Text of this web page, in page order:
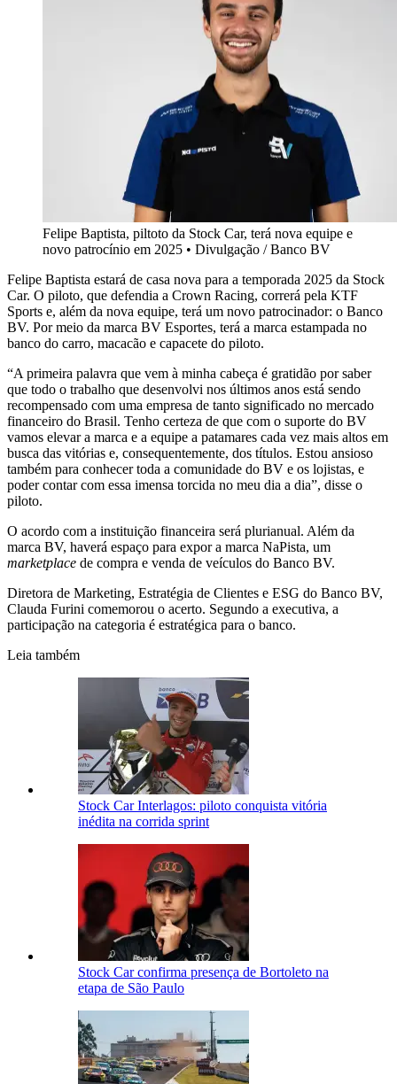
Felipe Baptista, piltoto da Stock Car, terá nova equipe e
novo patrocínio em 2025 • Divulgação / Banco BV
Felipe Baptista estará de casa nova para a temporada 2025 da Stock
Car. O piloto, que defendia a Crown Racing, correrá pela KTF
Sports e, além da nova equipe, terá um novo patrocinador: o Banco
BV. Por meio da marca BV Esportes, terá a marca estampada no
banco do carro, macacão e capacete do piloto.
“A primeira palavra que vem à minha cabeça é gratidão por saber
que todo o trabalho que desenvolvi nos últimos anos está sendo
recompensado com uma empresa de tanto significado no mercado
financeiro do Brasil. Tenho certeza de que com o suporte do BV
vamos elevar a marca e a equipe a patamares cada vez mais altos em
busca das vitórias e, consequentemente, dos títulos. Estou ansioso
também para conhecer toda a comunidade do BV e os lojistas, e
poder contar com essa imensa torcida no meu dia a dia”, disse o
piloto.
O acordo com a instituição financeira será plurianual. Além da
marca BV, haverá espaço para expor a marca NaPista, um
marketplace de compra e venda de veículos do Banco BV.
Diretora de Marketing, Estratégia de Clientes e ESG do Banco BV,
Clauda Furini comemorou o acerto. Segundo a executiva, a
participação na categoria é estratégica para o banco.
Leia também
Stock Car Interlagos: piloto conquista vitória
inédita na corrida sprint
Stock Car confirma presença de Bortoleto na
etapa de São Paulo